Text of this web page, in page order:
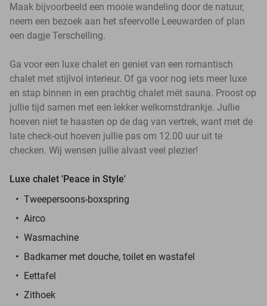
Maak bijvoorbeeld een mooie wandeling door de natuur,
neem een bezoek aan het sfeervolle Leeuwarden of plan
een dagje Terschelling.
Ga voor een luxe chalet en geniet van een romantisch
chalet met stijlvol interieur. Of ga voor nog iets meer luxe
en stap binnen in een prachtig chalet mét sauna. Proost op
jullie tijd samen met een lekker welkomstdrankje. Jullie
hoeven niet te haasten op de dag van vertrek, want met de
late check-out hoeven jullie pas om 12.00 uur uit te
checken. Wij wensen jullie alvast veel plezier!
Luxe chalet 'Peace in Style'
Tweepersoons-boxspring
Airco
Wasmachine
Badkamer met douche, toilet en wastafel
Eettafel
Zithoek